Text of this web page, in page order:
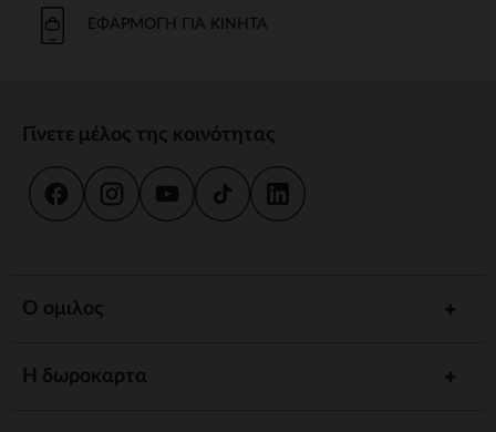
ΕΦΑΡΜΟΓΉ ΓΙΑ ΚΙΝΗΤΆ
Γίνετε μέλος της κοινότητας
Ο ομιλος
Η δωροκαρτα